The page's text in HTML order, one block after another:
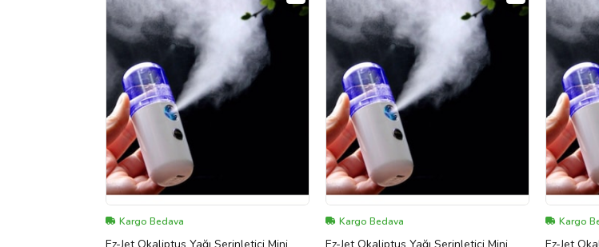
Kargo Bedava Kargo Bedava Kargo